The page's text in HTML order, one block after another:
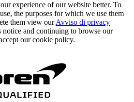
experience of our website better. To
the purposes for which we use them
them view ourAvviso di privacy
notice and continuing to browse our
our cookie policy.